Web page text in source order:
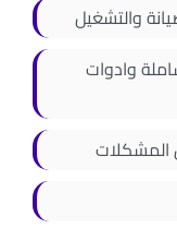
والتشغيل
وادوات
المشكلات